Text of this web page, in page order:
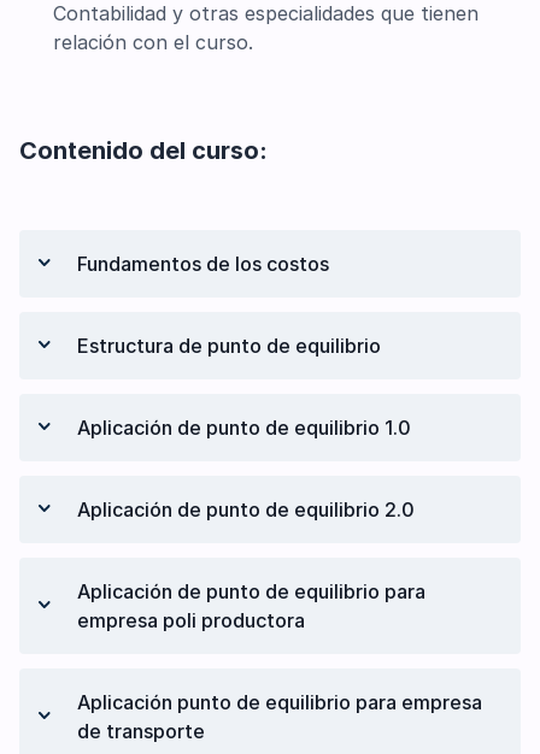
Contabilidad y otras especialidades que tienen
relación con el curso.
Contenido del curso:
Fundamentos de los costos
Costos fijos y variables
Gastos de fabricación y tiempo
Estructura de punto de equilibrio
Introducción al costeo absorbente
Aplicación de punto de equilibrio 1.0
Punto de equilibrio
Aplicación de punto de equilibrio 2.0
rentabilidad
Punto de equilibrio en unidades físicas de
Aplicación de punto de equilibrio para
empresa poli productora
resultados
Proyección de ventas
Aplicación punto de equilibrio para empresa
de transporte